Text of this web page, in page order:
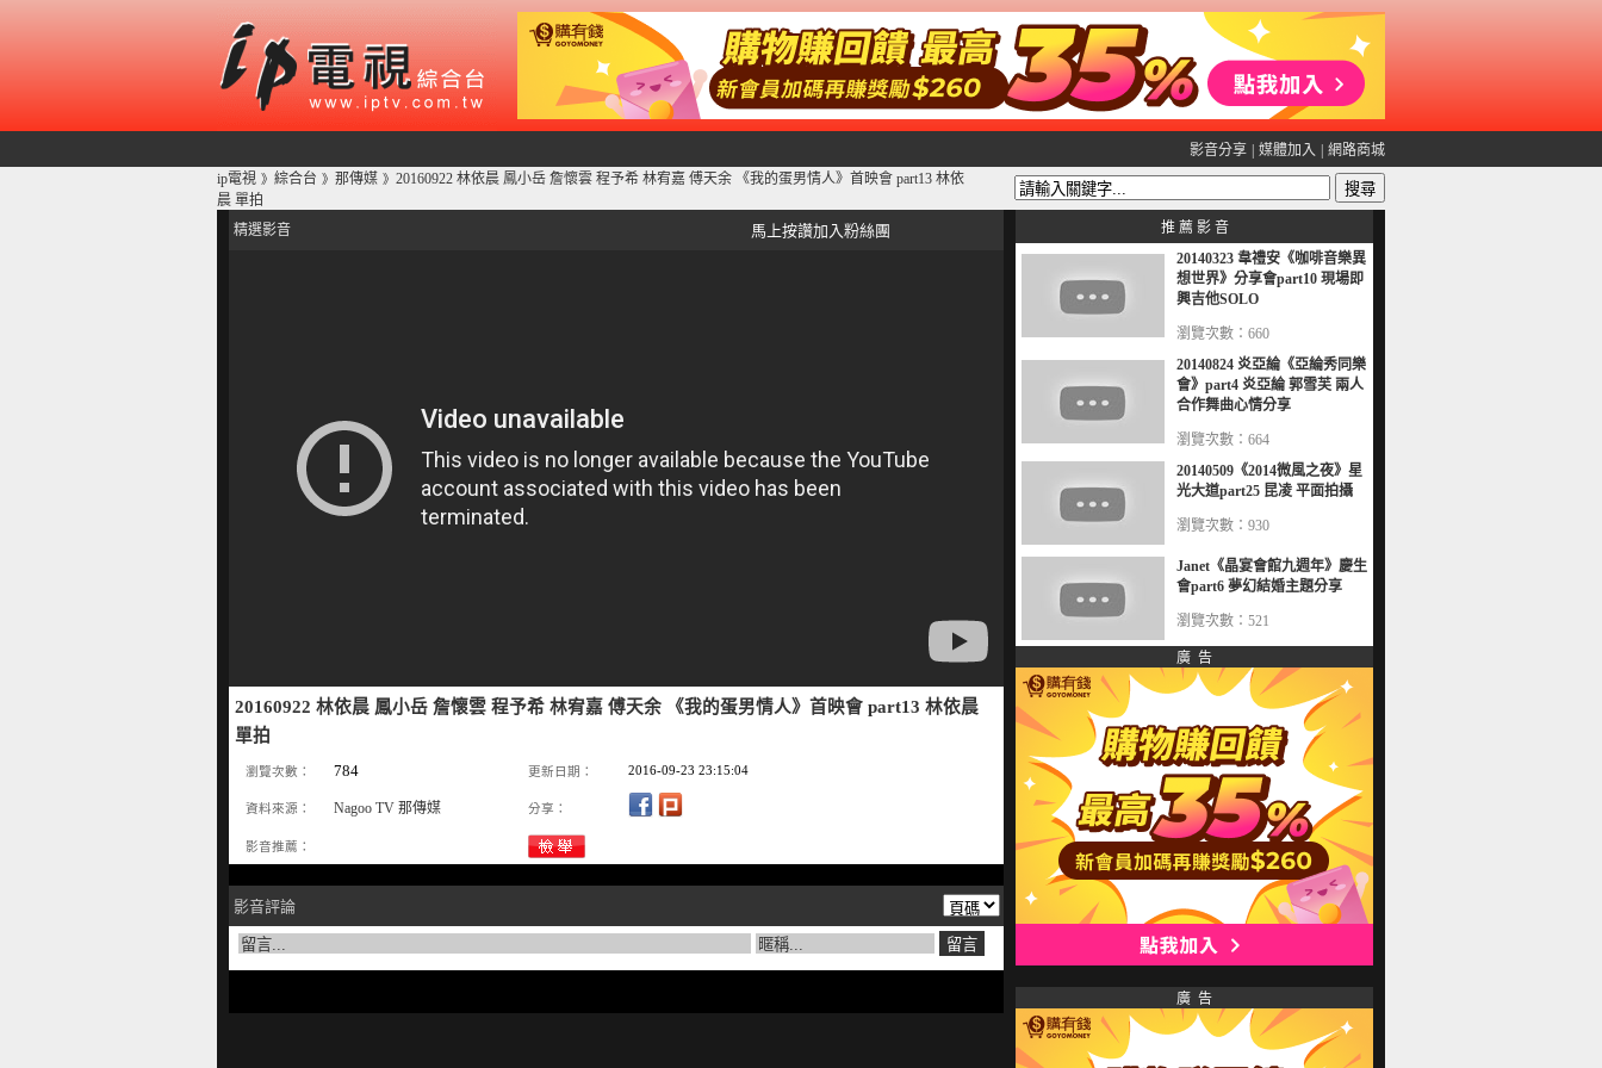
影音分享 媒體加入
網路商城
ip電視 》 綜合台 》 那傳媒 》 20160922 林依晨 鳳小岳 詹懷雲 程予希 林宥嘉 傅天余 《我的蛋男情人》首映會 part13 林依
晨 單拍
精選影音
馬上按讚加入粉絲團
20160922 林依晨 鳳小岳 詹懷雲 程予希 林宥嘉 傅天余 《我的蛋男情人》首映會 part13 林依晨
單拍
瀏覽次數： 784 更新日期： 2016-09-23 23:15:04
資料來源： Nagoo TV 那傳媒 分享：
影音推薦：
影音評論
推 薦 影 音
20140323 韋禮安《咖啡音樂異
想世界》分享會part10 現場即
興吉他SOLO
瀏覽次數：660
20140824 炎亞綸《亞綸秀同樂
會》part4 炎亞綸 郭雪芙 兩人
合作舞曲心情分享
瀏覽次數：664
20140509《2014微風之夜》星
光大道part25 昆凌 平面拍攝
瀏覽次數：930
Janet《晶宴會館九週年》慶生
會part6 夢幻結婚主題分享
瀏覽次數：521
廣 告
廣 告